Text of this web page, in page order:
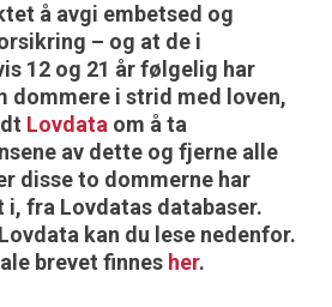
å avgi embetsed og
– og at de i
12 og 21 år følgelig har
dommere i strid med loven,
Lovdata om å ta
av dette og fjerne alle
disse to dommerne har
i, fra Lovdatas databaser.
kan du lese nedenfor.
brevet finnes her.